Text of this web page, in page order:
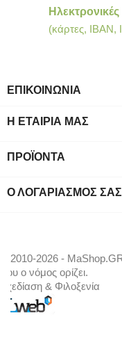
(κάρτες, IBAN,
ΕΠΙΚΟΙΝΩΝΙΑ
Η ΕΤΑΙΡΊΑ ΜΑΣ
ΠΡΟΪΌΝΤΑ
Ο ΛΟΓΑΡΙΑΣΜΌΣ ΣΑΣ
© 2010-2026 -
που ο νόμος ορίζει.
Σχεδίαση & Φιλοξενία